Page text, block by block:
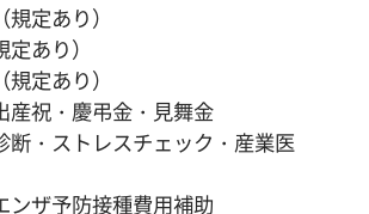
規定あり）
あり）
規定あり）
産祝・慶弔金・見舞金
断・ストレスチェック・産業医
ンザ予防接種費用補助